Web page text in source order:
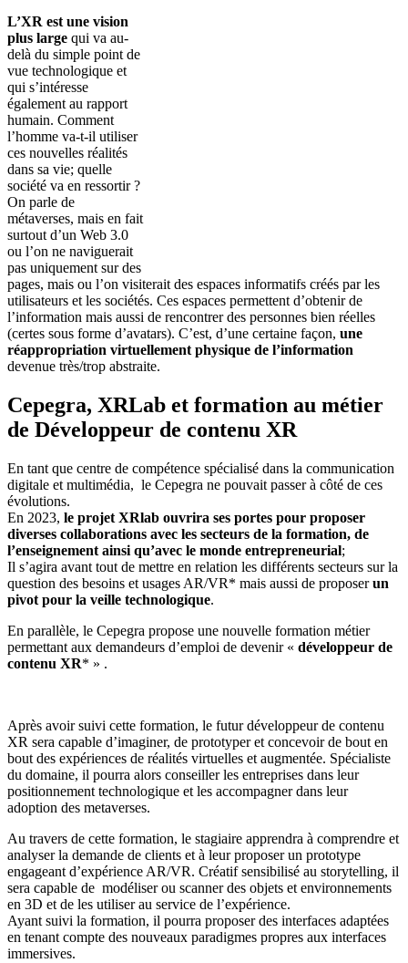
L’XR est une vision
plus large qui va au-
delà du simple point de
vue technologique et
qui s’intéresse
également au rapport
humain. Comment
l’homme va-t-il utiliser
ces nouvelles réalités
dans sa vie; quelle
société va en ressortir ?
On parle de
métaverses, mais en fait
surtout d’un Web 3.0
ou l’on ne naviguerait
pas uniquement sur des
pages, mais ou l’on visiterait des espaces informatifs créés par les
utilisateurs et les sociétés. Ces espaces permettent d’obtenir de
l’information mais aussi de rencontrer des personnes bien réelles
(certes sous forme d’avatars). C’est, d’une certaine façon, une
réappropriation virtuellement physique de l’information
devenue très/trop abstraite.
Cepegra, XRLab et formation au métier
de Développeur de contenu XR
En tant que centre de compétence spécialisé dans la communication
digitale et multimédia, le Cepegra ne pouvait passer à côté de ces
évolutions.
En 2023, le projet XRlab ouvrira ses portes pour proposer
diverses collaborations avec les secteurs de la formation, de
l’enseignement ainsi qu’avec le monde entrepreneurial;
Il s’agira avant tout de mettre en relation les différents secteurs sur la
question des besoins et usages AR/VR* mais aussi de proposerun
pivot pour la veille technologique.
En parallèle, le Cepegra propose une nouvelle formation métier
permettant aux demandeurs d’emploi de devenir « développeur de
contenu XR* » .
Après avoir suivi cette formation, le futur développeur de contenu
XR sera capable d’imaginer, de prototyper et concevoir de bout en
bout des expériences de réalités virtuelles et augmentée. Spécialiste
du domaine, il pourra alors conseiller les entreprises dans leur
positionnement technologique et les accompagner dans leur
adoption des metaverses.
Au travers de cette formation, le stagiaire apprendra à comprendre et
analyser la demande de clients et à leur proposer un prototype
engageant d’expérience AR/VR. Créatif sensibilisé au storytelling, il
sera capable de modéliser ou scanner des objets et environnements
en 3D et de les utiliser au service de l’expérience.
Ayant suivi la formation, il pourra proposer des interfaces adaptées
en tenant compte des nouveaux paradigmes propres aux interfaces
immersives.